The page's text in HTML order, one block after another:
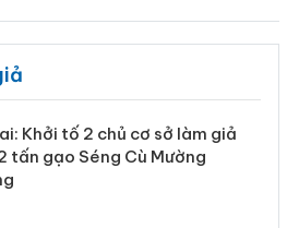
Khởi tố 2 chủ cơ sở làm giả
tấn gạo Séng Cù Mường